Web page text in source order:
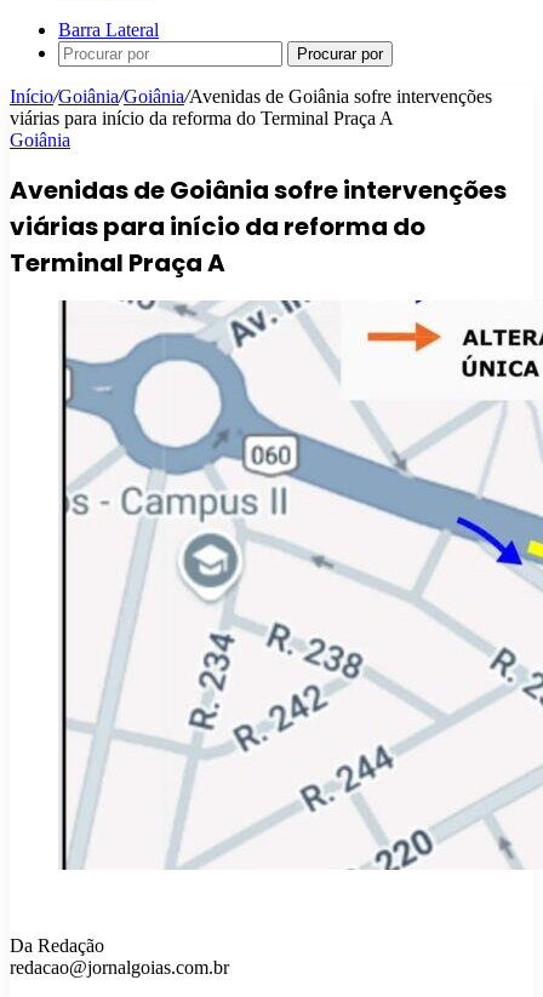
Barra Lateral
Procurar por
Início/Goiânia/Goiânia/Avenidas de Goiânia sofre intervenções
viárias para início da reforma do Terminal Praça A
Goiânia
Avenidas de Goiânia sofre intervenções
viárias para início da reforma do
Terminal Praça A
Da Redação
redacao@jornalgoias.com.br